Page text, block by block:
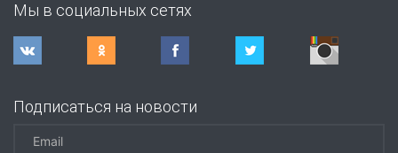
Мы в социальных сетях
Подписаться на новости